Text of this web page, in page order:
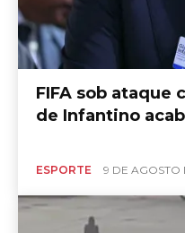
FIFA sob ataque
de Infantino
ESPORTE 9 DE AGOSTO